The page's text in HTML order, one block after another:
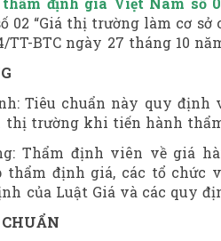
02 “Giá thị trường làm cơ sở
TT-BTC ngày 27 tháng 10
Tiêu chuẩn này quy
trường khi tiến hành
Thẩm định viên về giá
thẩm định giá, các tổ chức
của Luật Giá và các quy